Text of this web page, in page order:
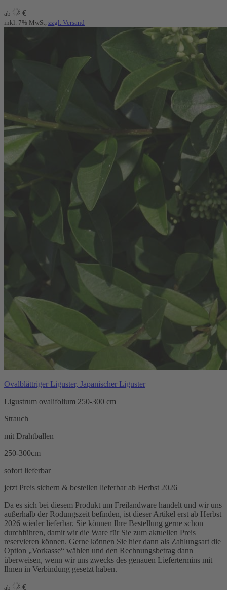
ab €
inkl. 7% MwSt, zzgl. Versand
Ovalblättriger Liguster, Japanischer Liguster
Ligustrum ovalifolium 250-300 cm
Strauch
mit Drahtballen
250-300cm
sofort lieferbar
jetzt Preis sichern & bestellen lieferbar ab Herbst 2026
Da es sich bei diesem Produkt um Freilandware handelt und wir uns
außerhalb der Rodungszeit befinden, ist dieser Artikel erst ab Herbst
2026 wieder lieferbar. Sie können Ihre Bestellung gerne schon
durchführen, damit wir die Ware für Sie zum aktuellen Preis
reservieren können. Gerne können Sie hier dann als Zahlungsart die
Option „Vorkasse“ wählen und den Rechnungsbetrag dann
überweisen, wenn wir uns zwecks des genauen Liefertermins mit
Ihnen in Verbindung gesetzt haben.
ab €